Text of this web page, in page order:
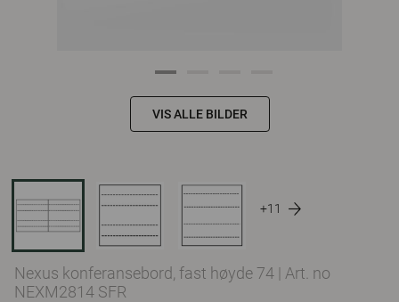
VIS ALLE BILDER
+11
Nexus konferansebord, fast høyde 74 | Art. no
NEXM2814 SFR